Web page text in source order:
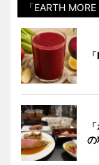
「EARTH
の